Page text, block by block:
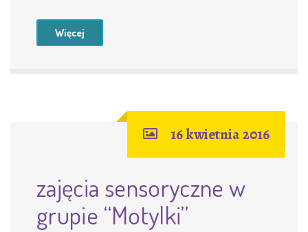
Więcej
16 kwietnia 2016
zajęcia sensoryczne w
grupie “Motylki”